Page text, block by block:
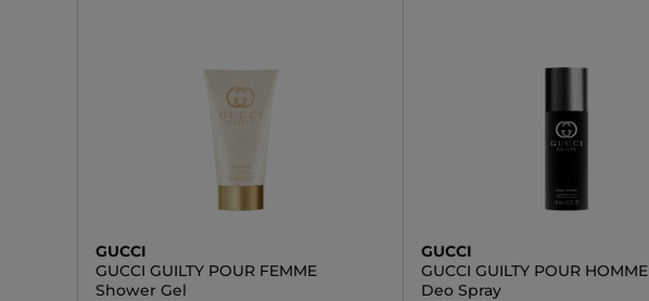
GUCCI
GUCCI GUILTY POUR FEMME
Shower Gel
GUCCI
GUCCI GUILTY POUR HOMME
Deo Spray